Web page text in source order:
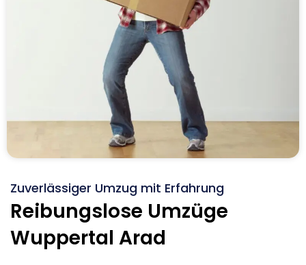
Zuverlässiger Umzug mit Erfahrung
Reibungslose Umzüge
Wuppertal Arad